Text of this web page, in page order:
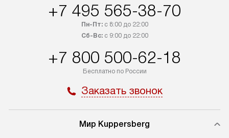
заказ до представительства
транспортной компании в Москве.
Пожалуйста, уточняйте условия
оформлении заказа.
В оговоренный день служба
доставки доставит упакованный
прибор до подъезда. Если
требуется перенос прибора
до двери квартиры или до места
определяется
в разделе
при
отдельных
+7 495 565-38-70
Пн-Пт:с 8:00 до 22:00
Сб-Вс:с 9:00 до 22:00
+7 800 500-62-18
Бесплатно по России
Заказать звонок
Мир Kuppersberg